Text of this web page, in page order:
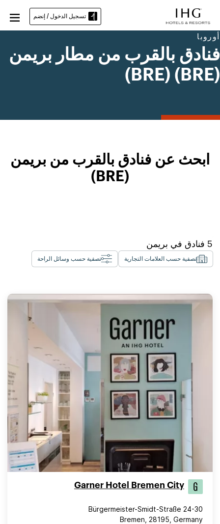
تسجيل الدخول / إنضم
أوروبا
فنادق بالقرب من مطار بريمن
(BRE) (BRE)
ابحث عن فنادق بالقرب من بريمن
(BRE)
5 فنادق في بريمن
تصفية حسب العلامات التجارية تصفية حسب وسائل الراحة
Garner Hotel Bremen City
Bürgermeister-Smidt-Straße 24-30
Bremen, 28195, Germany